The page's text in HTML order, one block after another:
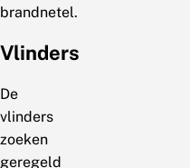
brandnetel.
Vlinders
De
vlinders
zoeken
geregeld